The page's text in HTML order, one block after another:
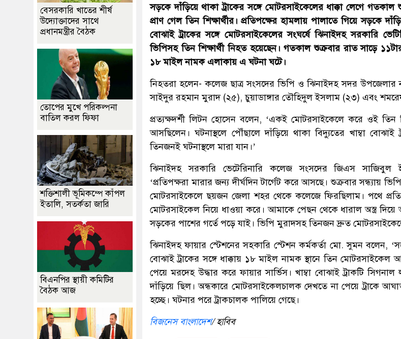
সড়কে দাঁড়িয়ে থাকা ট্রাকের সঙ্গে মোটরসাইকেলের ধাক্কা লেগে গতকাল
প্রাণ গেল তিন শিক্ষার্থীর।প্রতিপক্ষের হামলায় পালাতে গিয়ে সড়কে
বোঝাই ট্রাকের সঙ্গে মোটরসাইকেলের সংঘর্ষে ঝিনাইদহ সরকারি
ভিপিসহ তিন শিক্ষার্থী নিহত হয়েছেন। গতকাল শুক্রবার রাত সাড়ে
১৮ মাইল নামক এলাকায় এ ঘটনা ঘটে।
নিহতরা হলেন- কলেজ ছাত্র সংসদের ভিপি ও ঝিনাইদহ সদর উপজেলার
সাইদুর রহমান মুরাদ (২৫), চুয়াডাঙ্গার তৌহিদুল ইসলাম (২৩) এবং
প্রত্যক্ষদর্শী লিটন হোসেন বলেন, ‘একই মোটরসাইকেলে করে ওই তিন
আসছিলেন। ঘটনাস্থলে পৌঁছালে দাঁড়িয়ে থাকা বিদ্যুতের খাম্বা বোঝাই
তিনজনই ঘটনাস্থলে মারা যান।’
ঝিনাইদহ সরকারি ভেটেরিনারি কলেজ সংসদের জিএস সাজিবুল
‘প্রতিপক্ষরা মারার জন্য দীর্ঘদিন টার্গেট করে আসছে। শুক্রবার সন্ধ্যায়
মোটরসাইকেলে ছয়জন জেলা শহর থেকে কলেজে ফিরছিলাম। পথে
মোটরসাইকেল নিয়ে ধাওয়া করে। আমাকে পেছন থেকে ধারাল অস্ত্র
সড়কের পাশের গর্তে পড়ে যাই। ভিপি মুরাদসহ তিনজন দ্রুত
ঝিনাইদহ ফায়ার স্টেশনের সহকারি স্টেশন কর্মকর্তা মো. সুমন বলেন,
বোঝাই ট্রাকের সঙ্গে ধাক্কায় ১৮ মাইল নামক স্থানে তিন মোটরসাইকেল
পেয়ে মরদেহ উদ্ধার করে ফায়ার সার্ভিস। খাম্বা বোঝাই ট্রাকটি
দাঁড়িয়ে ছিল। অন্ধকারে মোটরসাইকেলচালক দেখতে না পেয়ে ট্রাকে
হচ্ছে। ঘটনার পরে ট্রাকচালক পালিয়ে গেছে।
বিজনেস বাংলাদেশ/ হাবিব
বেসরকারি খাতের শীর্ষ
উদ্যোক্তাদের সাথে
প্রধানমন্ত্রীর বৈঠক
তোপের মুখে পরিকল্পনা
বাতিল করল ফিফা
শক্তিশালী ভূমিকম্পে কাঁপল
ইতালি, সতর্কতা জারি
বিএনপির স্থায়ী কমিটির
বৈঠক আজ